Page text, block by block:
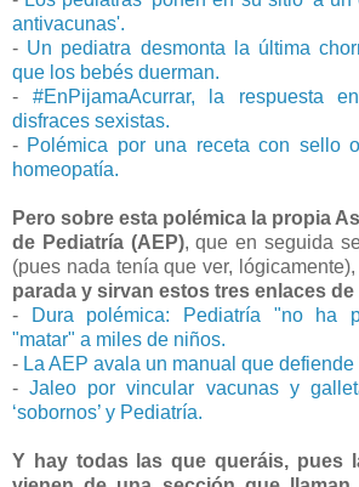
antivacunas'.
- Un pediatra desmonta la última
que los bebés duerman.
- #EnPijamaAcurrar, la respuesta
disfraces sexistas.
- Polémica por una receta con sello
homeopatía.
Pero sobre esta polémica la propia
de Pediatría (AEP), que en seguida
(pues nada tenía que ver, lógicamente),
parada y sirvan estos tres enlaces de
-
Dura polémica: Pediatría "no ha
"matar" a miles de niños.
- La AEP avala un manual que
-Jaleo por vincular vacunas y
‘sobornos’ y Pediatría.
Y hay todas las que queráis, pues